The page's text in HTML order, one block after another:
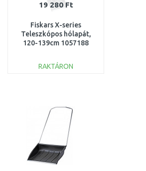
19 280 Ft
Fiskars X-series
Teleszkópos hólapát,
120-139cm 1057188
RAKTÁRON